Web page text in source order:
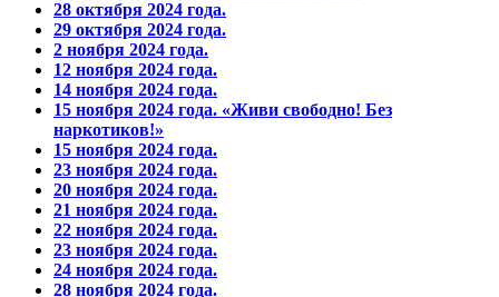
28 октября 2024 года.
29 октября 2024 года.
2 ноября 2024 года.
12 ноября 2024 года.
14 ноября 2024 года.
15 ноября 2024 года. «Живи свободно! Без
наркотиков!»
15 ноября 2024 года.
23 ноября 2024 года.
20 ноября 2024 года.
21 ноября 2024 года.
22 ноября 2024 года.
23 ноября 2024 года.
24 ноября 2024 года.
28 ноября 2024 года.